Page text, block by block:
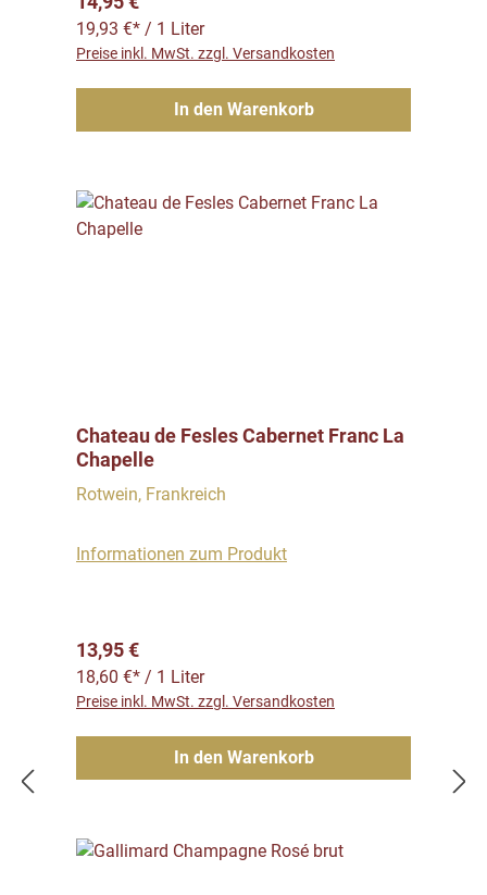
19,93 €* / 1 Liter
Preise inkl. MwSt. zzgl. Versandkosten
In den Warenkorb
Chateau de Fesles Cabernet Franc La
Chapelle
Rotwein, Frankreich
Informationen zum Produkt
Regulärer Preis:
13,95 €
18,60 €* / 1 Liter
Preise inkl. MwSt. zzgl. Versandkosten
In den Warenkorb